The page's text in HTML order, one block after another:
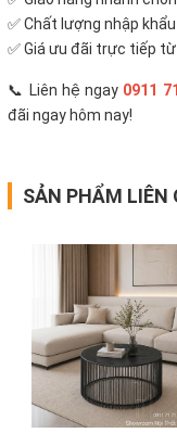
✅ Chất lượng nhập khẩu
✅ Giá ưu đãi trực tiếp
📞 Liên hệ ngay 0911
đãi ngay hôm nay!
SẢN PHẨM LIÊN